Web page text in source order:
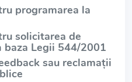
programarea la
solicitarea de
Legii 544/2001
sau reclamații